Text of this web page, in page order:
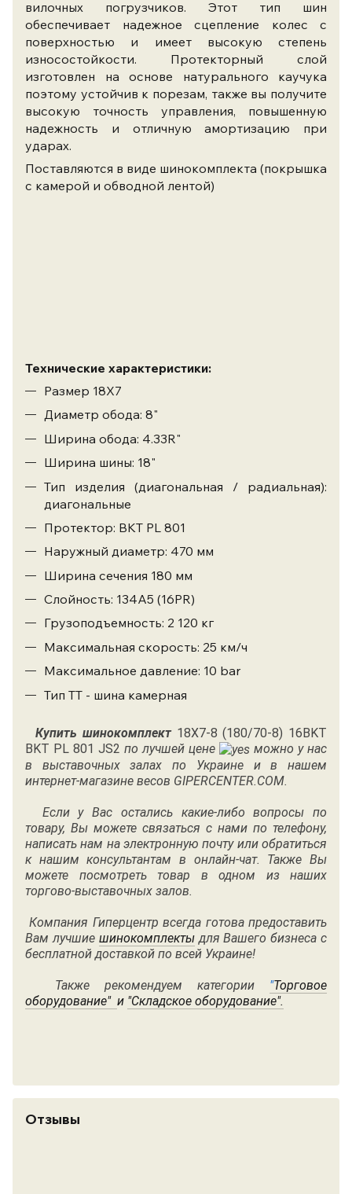
вилочных погрузчиков. Этот тип шин
обеспечивает надежное сцепление колес с
поверхностью и имеет высокую степень
износостойкости. Протекторный слой
изготовлен на основе натурального каучука
поэтому устойчив к порезам, также вы получите
высокую точность управления, повышенную
надежность и отличную амортизацию при
ударах.
Поставляются в виде шинокомплекта (покрышка
с камерой и обводной лентой)
Технические характеристики:
Размер 18Х7
Диаметр обода: 8"
Ширина обода: 4.33R"
Ширина шины: 18"
Тип изделия (диагональная / радиальная):
диагональные
Протектор: BKT PL 801
Наружный диаметр: 470 мм
Ширина сечения 180 мм
Слойность: 134A5 (16PR)
Грузоподъемность: 2 120 кг
Максимальная скорость: 25 км/ч
Максимальное давление: 10 bar
Тип ТТ - шина камерная
Купить шинокомплект 18X7-8 (180/70-8) 16BKT
BKT PL 801 JS2 по лучшей цене
можно у нас
в выставочных залах по Украине и в нашем
интернет-магазине весов GIPERCENTER.COM.
Если у Вас остались какие-либо вопросы по
товару, Вы можете связаться с нами по телефону,
написать нам на электронную почту или обратиться
к нашим консультантам в онлайн-чат. Также Вы
можете посмотреть товар в одном из наших
торгово-выставочных залов.
Компания Гиперцентр всегда готова предоставить
Вам лучшие шинокомплектыдля Вашего бизнеса с
бесплатной доставкой по всей Украине!
Также рекомендуем категории "Торговое
оборудование" и "Складское оборудование".
Отзывы